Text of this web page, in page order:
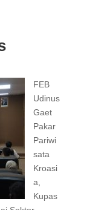
FEB
Udinus
Gaet
Pakar
Pariwi
sata
Kroasi
a,
Kupas